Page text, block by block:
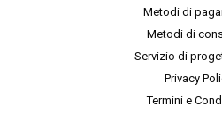
Metodi di
Metodi di
Servizio di
Privacy
Termini e